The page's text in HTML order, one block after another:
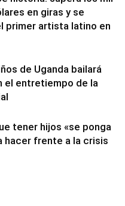
en giras y se
primer artista latino en
de Uganda bailará
el entretiempo de la
tener hijos «se ponga
hacer frente a la crisis